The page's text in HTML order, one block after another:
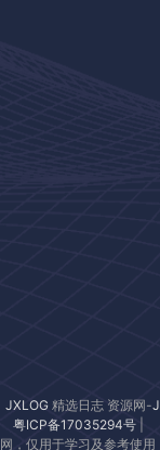
JXLOG 精选日志 资源网-
粤ICP备17035294号|
，仅用于学习及参考使